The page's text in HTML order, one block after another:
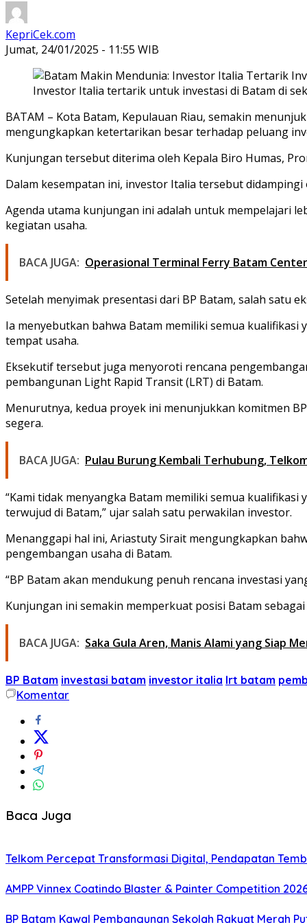
KepriCek.com
Jumat, 24/01/2025 - 11:55 WIB
Investor Italia tertarik untuk investasi di Batam di
BATAM – Kota Batam, Kepulauan Riau, semakin
mengungkapkan ketertarikan besar terhadap peluang
Kunjungan tersebut diterima oleh Kepala Biro Humas,
Dalam kesempatan ini, investor Italia tersebut didampingi
Agenda utama kunjungan ini adalah untuk mempelajari
kegiatan usaha.
BACA JUGA: Operasional Terminal Ferry Batam
Setelah menyimak presentasi dari BP Batam, salah satu
Ia menyebutkan bahwa Batam memiliki semua
tempat usaha.
Eksekutif tersebut juga menyoroti rencana
pembangunan Light Rapid Transit (LRT) di Batam.
Menurutnya, kedua proyek ini menunjukkan komitmen
segera.
BACA JUGA: Pulau Burung Kembali Terhubung,
“Kami tidak menyangka Batam memiliki semua
terwujud di Batam,” ujar salah satu perwakilan investor.
Menanggapi hal ini, Ariastuty Sirait mengungkapkan
pengembangan usaha di Batam.
“BP Batam akan mendukung penuh rencana investasi
Kunjungan ini semakin memperkuat posisi Batam
BACA JUGA: Saka Gula Aren, Manis Alami yang Siap
BP Batam investasi batam investor italia lrt batam
Komentar
Baca Juga
Telkom Percepat Transformasi Digital, Pendapatan
AMPP Vinnex Coatindo Blaster & Painter Competition
BP Batam Kawal Pembangunan Sekolah Rakyat Merah